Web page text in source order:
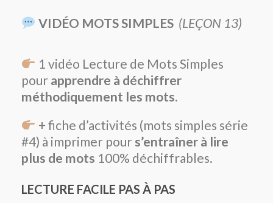
VIDÉO MOTS SIMPLES (LEÇON 13)
1 vidéo Lecture de Mots Simples
pour apprendre à déchiffrer
méthodiquement les mots.
+ fiche d’activités (mots simples série
#4) à imprimer pour s’entraîner à lire
plus de mots 100% déchiffrables.
LECTURE FACILE PAS À PAS